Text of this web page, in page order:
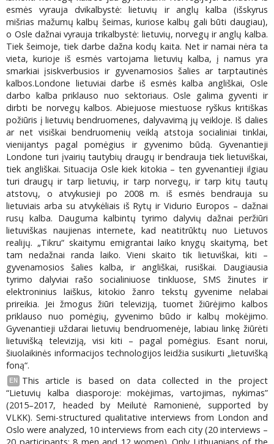
esmės vyrauja dvikalbystė: lietuvių ir anglų kalba (išskyrus
mišrias mažumų kalbų šeimas, kuriose kalbų gali būti daugiau),
o Osle dažnai vyrauja trikalbystė: lietuvių, norvegų ir anglų kalba.
Tiek šeimoje, tiek darbe dažna kodų kaita. Net ir namai nėra ta
vieta, kurioje iš esmės vartojama lietuvių kalba, į namus yra
smarkiai įsiskverbusios ir gyvenamosios šalies ar tarptautinės
kalbos.Londone lietuviai darbe iš esmės kalba angliškai, Osle
darbo kalba priklauso nuo sektoriaus. Osle galima gyventi ir
dirbti be norvegų kalbos. Abiejuose miestuose ryškus kritiškas
požiūris į lietuvių bendruomenes, dalyvavimą jų veikloje. Iš dalies
ar net visiškai bendruomenių veiklą atstoja socialiniai tinklai,
vienijantys pagal pomėgius ir gyvenimo būdą. Gyvenantieji
Londone turi įvairių tautybių draugų ir bendrauja tiek lietuviškai,
tiek angliškai. Situacija Osle kiek kitokia – ten gyvenantieji ilgiau
turi draugų ir tarp lietuvių, ir tarp norvegų, ir tarp kitų tautų
atstovų, o atvykusieji po 2008 m. iš esmės bendrauja su
lietuviais arba su atvykėliais iš Rytų ir Vidurio Europos – dažnai
rusų kalba. Dauguma kalbintų tyrimo dalyvių dažnai peržiūri
lietuviškas naujienas internete, kad neatitrūktų nuo Lietuvos
realijų. „Tikru“ skaitymu emigrantai laiko knygų skaitymą, bet
tam nedažnai randa laiko. Vieni skaito tik lietuviškai, kiti –
gyvenamosios šalies kalba, ir angliškai, rusiškai. Daugiausia
tyrimo dalyviai rašo socialiniuose tinkluose, SMS žinutes ir
elektroninius laiškus, kitokio žanro tekstų gyvenime nelabai
prireikia. Jei žmogus žiūri televiziją, tuomet žiūrėjimo kalbos
priklauso nuo pomėgių, gyvenimo būdo ir kalbų mokėjimo.
Gyvenantieji uždarai lietuvių bendruomenėje, labiau linkę žiūrėti
lietuvišką televiziją, visi kiti – pagal pomėgius. Esant norui,
šiuolaikinės informacijos technologijos leidžia susikurti „lietuvišką
foną“.
EN
This article is based on data collected in the project
“Lietuvių kalba diasporoje: mokėjimas, vartojimas, nykimas”
(2015–2017, headed by Meilutė Ramonienė, supported by
VLKK). Semi-structured qualitative interviews from London and
Oslo were analyzed, 10 interviews from each city (20 interviews –